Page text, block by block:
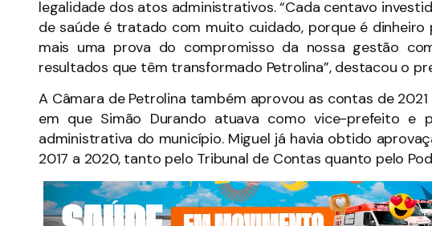
legalidade dos atos administrativos. “Cada centavo
de saúde é tratado com muito cuidado, porque é
mais uma prova do compromisso da nossa gestão
resultados que têm transformado Petrolina”, destacou o
A Câmara de Petrolina também aprovou as contas de
em que Simão Durando atuava como vice-prefeito e
administrativa do município. Miguel já havia obtido
2017 a 2020, tanto pelo Tribunal de Contas quanto pelo